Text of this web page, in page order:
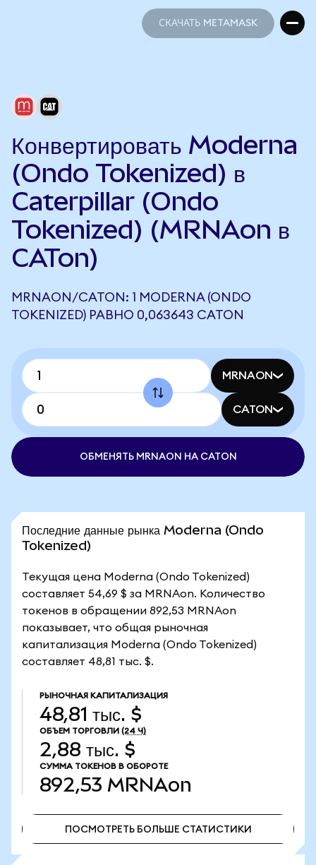
СКАЧАТЬ METAMASK
Конвертировать Moderna
(Ondo Tokenized) в
Caterpillar (Ondo
Tokenized) (MRNAon в
CATon)
MRNAON/CATON: 1 MODERNA (ONDO
TOKENIZED) РАВНО 0,063643 CATON
MRNAON
CATON
ОБМЕНЯТЬ MRNAON НА CATON
Последние данные рынка Moderna (Ondo
Tokenized)
Текущая цена Moderna (Ondo Tokenized)
составляет 54,69 $ за MRNAon. Количество
токенов в обращении 892,53 MRNAon
показывает, что общая рыночная
капитализация Moderna (Ondo Tokenized)
составляет 48,81 тыс. $.
РЫНОЧНАЯ КАПИТАЛИЗАЦИЯ
48,81 тыс. $
ОБЪЕМ ТОРГОВЛИ (24 Ч)
2,88 тыс. $
СУММА ТОКЕНОВ В ОБОРОТЕ
892,53 MRNAon
ПОСМОТРЕТЬ БОЛЬШЕ СТАТИСТИКИ